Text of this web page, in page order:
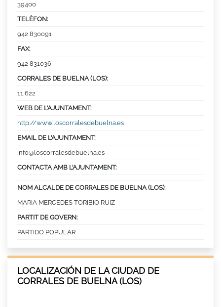
39400
TELÈFON:
942 830091
FAX:
942 831036
CORRALES DE BUELNA (LOS):
11,622
WEB DE L’AJUNTAMENT:
http://www.loscorralesdebuelna.es
EMAIL DE L’AJUNTAMENT:
info@loscorralesdebuelna.es
CONTACTA AMB L’AJUNTAMENT:
NOM ALCALDE DE CORRALES DE BUELNA (LOS):
MARIA MERCEDES TORIBIO RUIZ
PARTIT DE GOVERN:
PARTIDO POPULAR
LOCALIZACIÓN DE LA CIUDAD DE
CORRALES DE BUELNA (LOS)